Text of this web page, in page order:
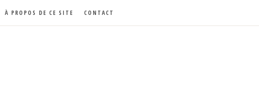
À PROPOS DE CE SITE CONTACT